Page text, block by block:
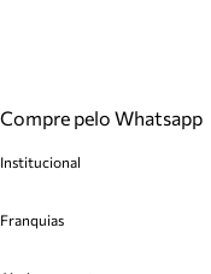
Compre pelo Whatsapp
Institucional
Cashback
Franquias